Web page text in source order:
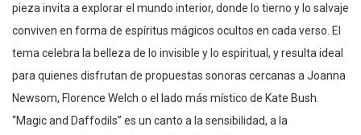
pieza invita a explorar el mundo interior, donde lo tierno y lo salvaje
conviven en forma de espíritus mágicos ocultos en cada verso. El
tema celebra la belleza de lo invisible y lo espiritual, y resulta ideal
para quienes disfrutan de propuestas sonoras cercanas a Joanna
Newsom, Florence Welch o el lado más místico de Kate Bush.
“Magic and Daffodils” es un canto a la sensibilidad, a la